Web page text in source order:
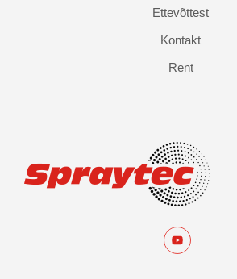
Ettevõttest
Kontakt
Rent